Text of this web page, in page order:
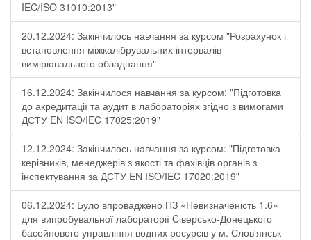
IEC/ISO 31010:2013"
20.12.2024: Закінчилось навчання за курсом "Розрахунок і
встановлення міжкалібрувальних інтервалів
вимірювального обладнання"
16.12.2024: Закінчилося навчання за курсом: "Підготовка
до акредитації та аудит в лабораторіях згідно з вимогами
ДСТУ EN ISO/IEC 17025:2019"
12.12.2024: Закінчилось навчання за курсом: "Підготовка
керівників, менеджерів з якості та фахівців органів з
інспектування за ДСТУ EN ISO/IEC 17020:2019"
06.12.2024: Було впроваджено ПЗ «Невизначеність 1.6»
для випробувальної лабораторії Cіверсько-Донецького
басейнового управління водних ресурсів у м. Слов'янськ